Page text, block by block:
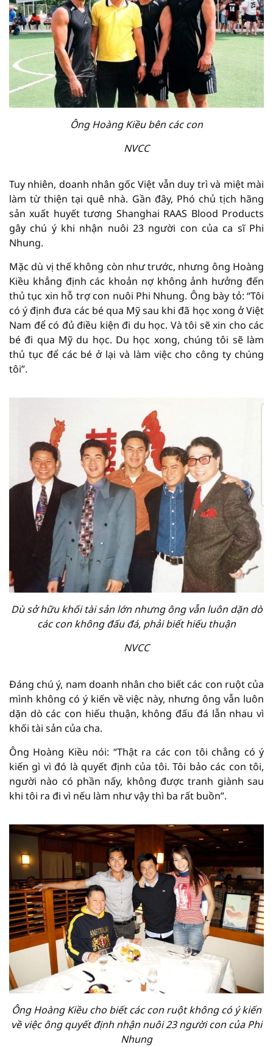
Ông Hoàng Kiều bên các con
NVCC
Tuy nhiên, doanh nhân gốc Việt vẫn duy trì và miệt mài
làm từ thiện tại quê nhà. Gần đây, Phó chủ tịch hãng
sản xuất huyết tương Shanghai RAAS Blood Products
gây chú ý khi nhận nuôi 23 người con của ca sĩ Phi
Nhung.
Mặc dù vị thế không còn như trước, nhưng ông Hoàng
Kiều khẳng định các khoản nợ không ảnh hưởng đến
thủ tục xin hỗ trợ con nuôi Phi Nhung. Ông bày tỏ: “Tôi
có ý định đưa các bé qua Mỹ sau khi đã học xong ở Việt
Nam để có đủ điều kiện đi du học. Và tôi sẽ xin cho các
bé đi qua Mỹ du học. Du học xong, chúng tôi sẽ làm
thủ tục để các bé ở lại và làm việc cho công ty chúng
tôi”.
Dù sở hữu khối tài sản lớn nhưng ông vẫn luôn dặn dò
các con không đấu đá, phải biết hiếu thuận
NVCC
Đáng chú ý, nam doanh nhân cho biết các con ruột của
mình không có ý kiến về việc này, nhưng ông vẫn luôn
dặn dò các con hiếu thuận, không đấu đá lẫn nhau vì
khối tài sản của cha.
Ông Hoàng Kiều nói: “Thật ra các con tôi chẳng có ý
kiến gì vì đó là quyết định của tôi. Tôi bảo các con tôi,
người nào có phần nấy, không được tranh giành sau
khi tôi ra đi vì nếu làm như vậy thì ba rất buồn”.
Ông Hoàng Kiều cho biết các con ruột không có ý kiến
về việc ông quyết định nhận nuôi 23 người con của Phi
Nhung